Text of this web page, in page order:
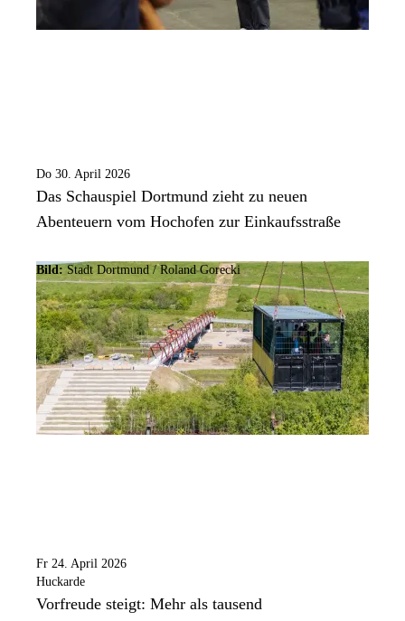
Do 30. April 2026
Das Schauspiel Dortmund zieht zu neuen
Abenteuern vom Hochofen zur Einkaufsstraße
Bild: Stadt Dortmund / Roland Gorecki
Fr 24. April 2026
Huckarde
Vorfreude steigt: Mehr als tausend